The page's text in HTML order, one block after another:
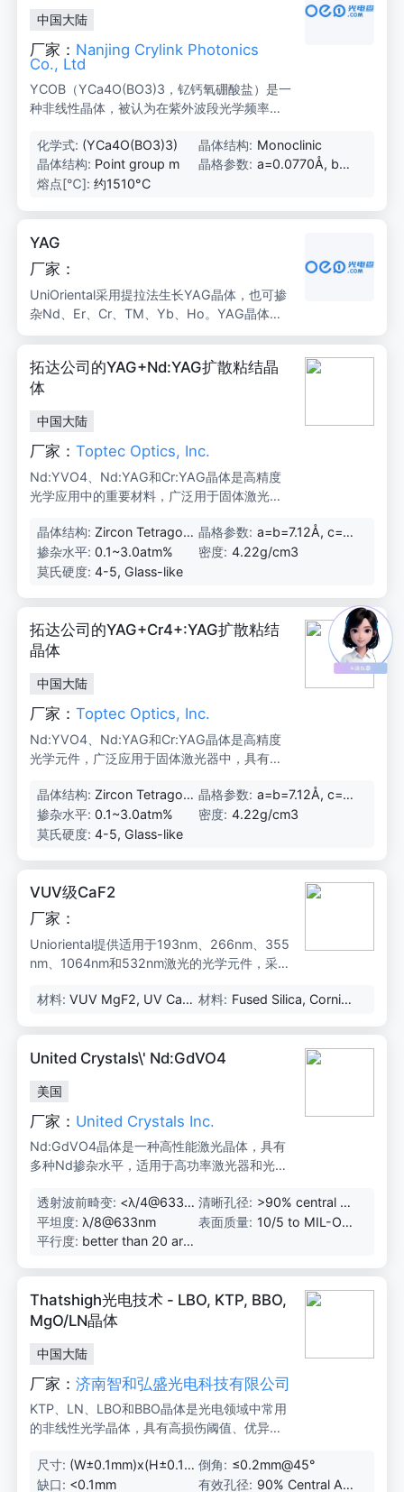
中国大陆
厂家： Nanjing Crylink Photonics
Co., Ltd
YCOB（YCa4O(BO3)3，钇钙氧硼酸盐）是一
种非线性晶体，被认为在紫外波段光学频率倍
数与BBO晶体和LBO晶体相当，二次和三次谐
波的有效频率倍增系数分别达到KDP的2倍、8
倍和4倍。YCOB晶体具有大孔径、高损伤阈值
角和允许的温度范围、小色散角、通过Cz法生
长周期短等优势。同时，它具有稳定的物理和
化学性质（不潮解）和良好的机械性能，因此
被认为在蓝绿光和紫外波段光学频率倍增晶体
方面具有良好的应用前景。
化学式: (YCa4O(BO3)3) 晶体结构: Monoclinic
晶体结构: Point group m 晶格参数: a=0.0770Å, b=1
7°, Z=2
熔点[℃]: 约1510°C
YAG
厂家：
UniOriental采用提拉法生长YAG晶体，也可掺
杂Nd、Er、Cr、TM、Yb、Ho。YAG晶体是
目前应用较广泛的增益介质，可用于连续、脉
Q、谐振腔等多种工作模式。
拓达公司的YAG+Nd:YAG扩散粘结晶
体
中国大陆
厂家：Toptec Optics, Inc.
Nd:YVO4、Nd:YAG和Cr:YAG晶体是高精度
光学应用中的重要材料，广泛用于固体激光器
晶体结构: Zircon Tetragon
al, Space Group
晶格参数: a=b=7.12Å, c=6.
29Å
掺杂水平: 0.1~3.0atm% 密度: 4.22g/cm3
莫氏硬度: 4-5, Glass-like
拓达公司的YAG+Cr4+:YAG扩散粘结
晶体
中国大陆
厂家：Toptec Optics, Inc.
Nd:YVO4、Nd:YAG和Cr:YAG晶体是高精度
光学元件，广泛应用于固体激光器中，具有高
晶体结构: Zircon Tetragon
al, Space Group
晶格参数: a=b=7.12Å, c=6.
29Å
掺杂水平: 0.1~3.0atm% 密度: 4.22g/cm3
莫氏硬度: 4-5, Glass-like
VUV级CaF2
厂家：
Unioriental提供适用于193nm、266nm、355
nm、1064nm和532nm激光的光学元件，采用
高损伤阈值。
材料: VUV MgF2, UV CaF
材料: Fused Silica, Corning
United Crystals\' Nd:GdVO4
美国
厂家： United Crystals Inc.
Nd:GdVO4晶体是一种高性能激光晶体，具有
多种Nd掺杂水平，适用于高功率激光器和光学
透射波前畸变: <λ/4@633n
m
清晰孔径: >90% central ar
ea
平坦度: λ/8@633nm 表面质量: 10/5 to MIL-O-1
平行度: better than 20 arc
Thatshigh光电技术 - LBO, KTP, BBO,
MgO/LN晶体
中国大陆
厂家：济南智和弘盛光电科技有限公司
KTP、LN、LBO和BBO晶体是光电领域中常用
的非线性光学晶体，具有高损伤阈值、优异的
尺寸: (W±0.1mm)x(H±0.1m
m)x(L+0.5mm/-0.1m
倒角: ≤0.2mm@45°
缺口: <0.1mm 有效孔径: 90% Central Are